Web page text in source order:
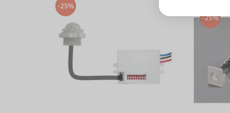
-25%
-25%